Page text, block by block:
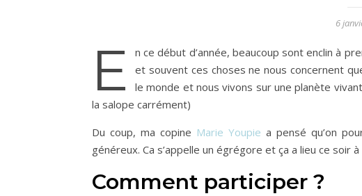
6
E
n ce début d’année, beaucoup sont enclin à
et souvent ces choses ne nous concernent
le monde et nous vivons sur une planète
la salope carrément)
Du coup, ma copine Marie Youpie a pensé qu’on
généreux. Ca s’appelle un égrégore et ça a lieu ce soir
Comment participer ?